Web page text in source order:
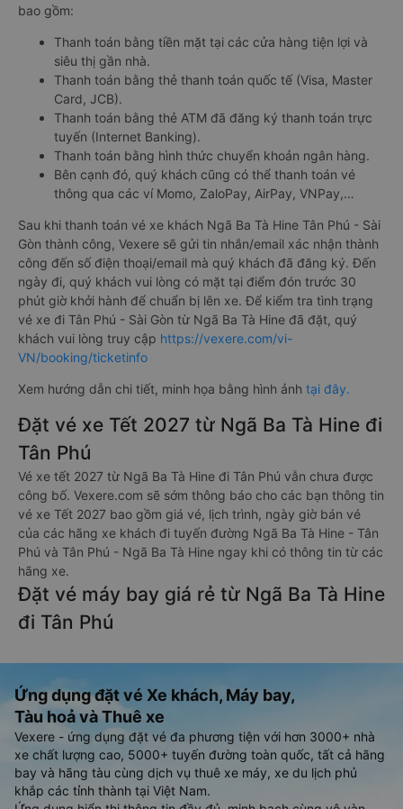
bao gồm:
Thanh toán bằng tiền mặt tại các cửa hàng tiện lợi và
siêu thị gần nhà.
Thanh toán bằng thẻ thanh toán quốc tế (Visa, Master
Card, JCB).
Thanh toán bằng thẻ ATM đã đăng ký thanh toán trực
tuyến (Internet Banking).
Thanh toán bằng hình thức chuyển khoản ngân hàng.
Bên cạnh đó, quý khách cũng có thể thanh toán vé
thông qua các ví Momo, ZaloPay, AirPay, VNPay,…
Sau khi thanh toán vé xe khách Ngã Ba Tà Hine Tân Phú - Sài
Gòn thành công, Vexere sẽ gửi tin nhắn/email xác nhận thành
công đến số điện thoại/email mà quý khách đã đăng ký. Đến
ngày đi, quý khách vui lòng có mặt tại điểm đón trước 30
phút giờ khởi hành để chuẩn bị lên xe. Để kiểm tra tình trạng
vé xe đi Tân Phú - Sài Gòn từ Ngã Ba Tà Hine đã đặt, quý
khách vui lòng truy cập https://vexere.com/vi-
VN/booking/ticketinfo
Xem hướng dẫn chi tiết, minh họa bằng hình ảnh tại đây.
Đặt vé xe Tết 2027 từ Ngã Ba Tà Hine đi
Tân Phú
Vé xe tết 2027 từ Ngã Ba Tà Hine đi Tân Phú vẫn chưa được
công bố. Vexere.com sẽ sớm thông báo cho các bạn thông tin
vé xe Tết 2027 bao gồm giá vé, lịch trình, ngày giờ bán vé
của các hãng xe khách đi tuyến đường Ngã Ba Tà Hine - Tân
Phú và Tân Phú - Ngã Ba Tà Hine ngay khi có thông tin từ các
hãng xe.
Đặt vé máy bay giá rẻ từ Ngã Ba Tà Hine
đi Tân Phú
Ứng dụng đặt vé Xe khách, Máy bay,
Tàu hoả và Thuê xe
Vexere - ứng dụng đặt vé đa phương tiện với hơn 3000+ nhà
xe chất lượng cao, 5000+ tuyến đường toàn quốc, tất cả hãng
bay và hãng tàu cùng dịch vụ thuê xe máy, xe du lịch phủ
khắp các tỉnh thành tại Việt Nam.